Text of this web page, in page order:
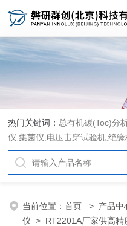
热门关键词： 总有机碳(Toc)分
仪 ,集菌仪 电压击穿试验机 ,绝
当前位置：首页 > 产品中
仪 > RT2201A厂家供高精